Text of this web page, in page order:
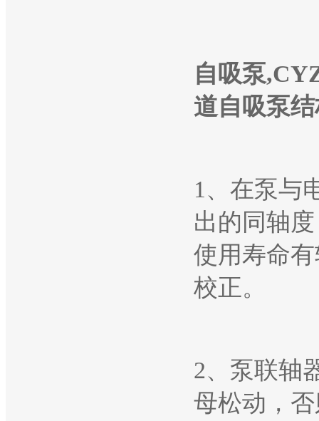
自吸泵
道自吸泵
1、在泵与
出的同轴
使用寿命
校正。
2、泵联轴
母松动，